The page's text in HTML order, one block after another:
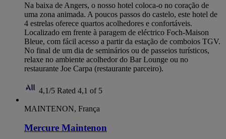
Na baixa de Angers, o nosso hotel coloca-o no coração de
uma zona animada. A poucos passos do castelo, este hotel de
4 estrelas oferece quartos acolhedores e confortáveis.
Localizado em frente à paragem de eléctrico Foch-Maison
Bleue, com fácil acesso a partir da estação de comboios TGV.
No final de um dia de seminários ou de passeios turísticos,
relaxe no ambiente acolhedor do Bar Lounge ou no
restaurante Joe Carpa (restaurante parceiro).
4,1/5 Rated 4,1 of 5
MAINTENON, França
Mercure Maintenon